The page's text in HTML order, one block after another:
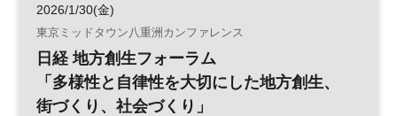
2026/1/30(金)
東京ミッドタウン八重洲カンファレンス
日経 地方創生フォーラム
「多様性と自律性を大切にした地方創生、
街づくり、社会づくり」